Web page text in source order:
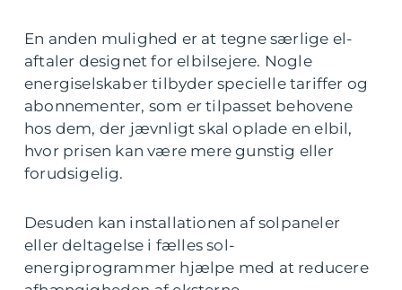
En anden mulighed er at tegne særlige el-
aftaler designet for elbilsejere. Nogle
energiselskaber tilbyder specielle tariffer og
abonnementer, som er tilpasset behovene
hos dem, der jævnligt skal oplade en elbil,
hvor prisen kan være mere gunstig eller
forudsigelig.
Desuden kan installationen af solpaneler
eller deltagelse i fælles sol-
energiprogrammer hjælpe med at reducere